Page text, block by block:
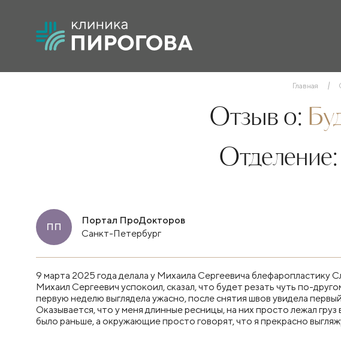
Главная
Отзыв о:
Отделение:
ПП
Портал ПроДокторов
Санкт-Петербург
9 марта 2025 года делала у Михаила Сергеевича блефаропластику
Михаил Сергеевич успокоил, сказал, что будет резать чуть по-
первую неделю выглядела ужасно, после снятия швов увидела
Оказывается, что у меня длинные ресницы, на них просто лежал
было раньше, а окружающие просто говорят, что я прекрасно